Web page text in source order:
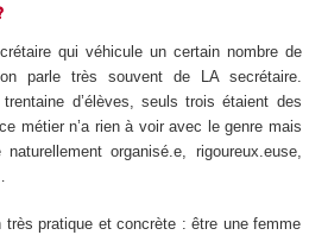
qui véhicule un certain nombre de
parle très souvent de LA secrétaire.
d’élèves, seuls trois étaient des
métier n’a rien à voir avec le genre mais
organisé.e, rigoureux.euse,
pratique et concrète : être une femme